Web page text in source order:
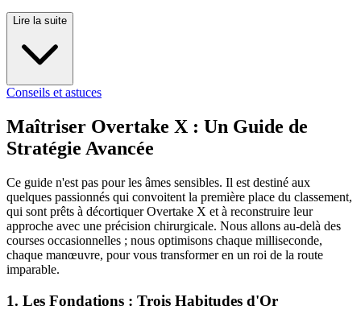
Lire la suite
Conseils et astuces
Maîtriser Overtake X : Un Guide de
Stratégie Avancée
Ce guide n'est pas pour les âmes sensibles. Il est destiné aux
quelques passionnés qui convoitent la première place du classement,
qui sont prêts à décortiquer Overtake X et à reconstruire leur
approche avec une précision chirurgicale. Nous allons au-delà des
courses occasionnelles ; nous optimisons chaque milliseconde,
chaque manœuvre, pour vous transformer en un roi de la route
imparable.
1. Les Fondations : Trois Habitudes d'Or